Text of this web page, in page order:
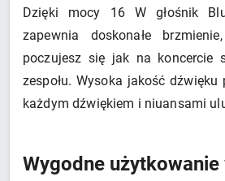
Dzięki mocy 16 W głośnik
zapewnia doskonałe
poczujesz się jak na koncercie
zespołu. Wysoka jakość
każdym dźwiękiem i niuansami
Wygodne